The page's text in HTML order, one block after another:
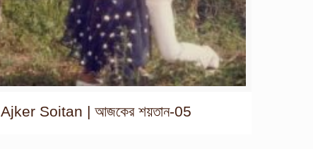
Ajker Soitan | আজকের শয়তান-05